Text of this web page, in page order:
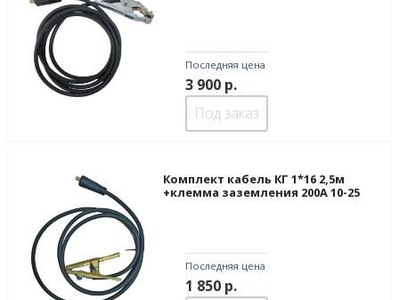
Последняя цена
3 900р.
Под заказ
Комплект кабель КГ 1*16 2,5м
+клемма заземления 200А 10-25
Последняя цена
1 850р.